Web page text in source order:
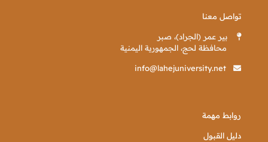
تواصل معنا
بير عمر (الجراد)، صبر
محافظة لحج، الجمهورية اليمنية
info@lahejuniversity.net
روابط مهمة
دليل القبول